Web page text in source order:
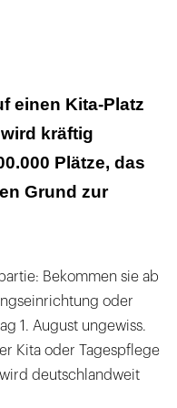
einen Kita-Platz
kräftig
Plätze, das
Grund zur
Bekommen sie ab
oder
1. August ungewiss.
Kita oder Tagespflege
deutschlandweit